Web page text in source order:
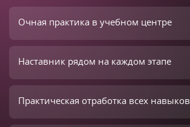
Очная практика в учебном центре
Наставник рядом на каждом этапе
Практическая отработка всех навыков